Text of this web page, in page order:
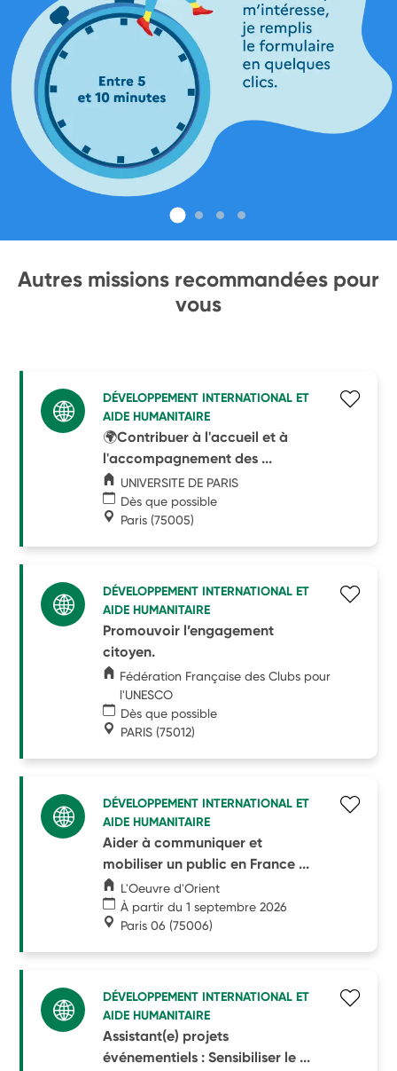
Autres missions recommandées pour
vous
DÉVELOPPEMENT INTERNATIONAL ET
AIDE HUMANITAIRE
🌍Contribuer à l'accueil et à
l'accompagnement des ...
UNIVERSITE DE PARIS
Dès que possible
Paris (75005)
DÉVELOPPEMENT INTERNATIONAL ET
AIDE HUMANITAIRE
Promouvoir l’engagement
citoyen.
Fédération Française des Clubs pour
l'UNESCO
Dès que possible
PARIS (75012)
DÉVELOPPEMENT INTERNATIONAL ET
AIDE HUMANITAIRE
Aider à communiquer et
mobiliser un public en France ...
L'Oeuvre d'Orient
À partir du 1 septembre 2026
Paris 06 (75006)
DÉVELOPPEMENT INTERNATIONAL ET
AIDE HUMANITAIRE
Assistant(e) projets
événementiels : Sensibiliser le ...